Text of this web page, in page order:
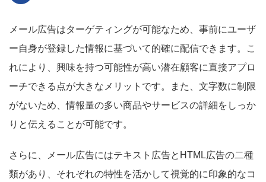
メール広告はターゲティングが可能なため、事前にユーザ
ー自身が登録した情報に基づいて的確に配信できます。こ
れにより、興味を持つ可能性が高い潜在顧客に直接アプロ
ーチできる点が大きなメリットです。また、文字数に制限
がないため、情報量の多い商品やサービスの詳細をしっか
りと伝えることが可能です。
さらに、メール広告にはテキスト広告とHTML広告の二種
類があり、それぞれの特性を活かして視覚的に印象的なコ